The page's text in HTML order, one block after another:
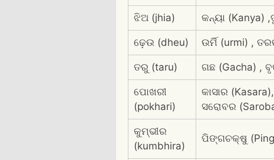
ଝିଅ (jhia) କନ୍ୟା (Kanya)
ଢ଼େଉ (dheu) ଉର୍ମି (urmi) ,
ତରୁ (taru) ଗଛ (Gacha) ,
ପୋଖରୀ
(pokhari)
କାସାର
ସରୋବର
କୁମ୍ଭୀର
(kumbhira)
ପିଙ୍ଗଚକ୍ଷୁ